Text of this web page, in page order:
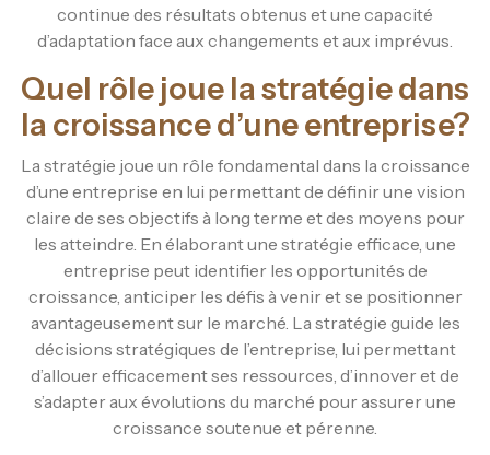
continue des résultats obtenus et une capacité
d’adaptation face aux changements et aux imprévus.
Quel rôle joue la stratégie dans
la croissance d’une entreprise?
La stratégie joue un rôle fondamental dans la croissance
d’une entreprise en lui permettant de définir une vision
claire de ses objectifs à long terme et des moyens pour
les atteindre. En élaborant une stratégie efficace, une
entreprise peut identifier les opportunités de
croissance, anticiper les défis à venir et se positionner
avantageusement sur le marché. La stratégie guide les
décisions stratégiques de l’entreprise, lui permettant
d’allouer efficacement ses ressources, d’innover et de
s’adapter aux évolutions du marché pour assurer une
croissance soutenue et pérenne.